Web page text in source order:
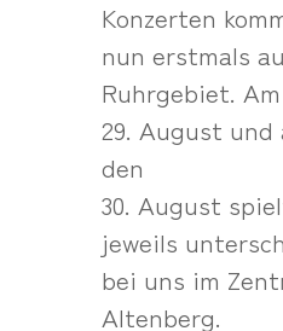
Konzerten
nun erstmals
Ruhrgebiet.
29. August und
den
30. August
jeweils
bei uns im
Altenberg.